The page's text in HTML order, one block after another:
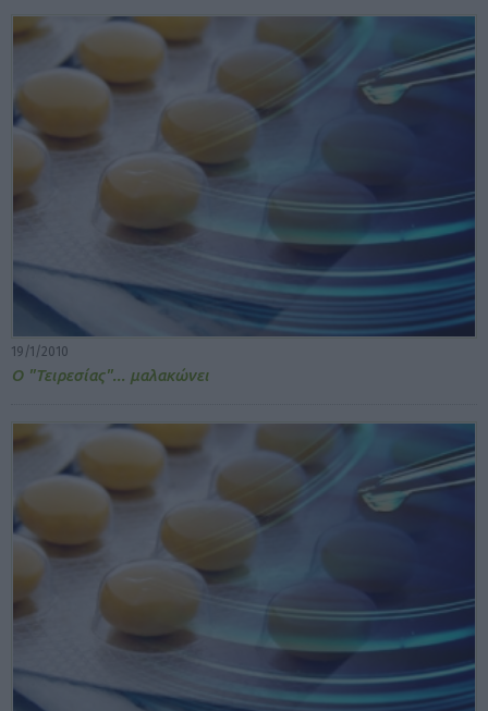
19/1/2010
Ο "Τειρεσίας"... μαλακώνει